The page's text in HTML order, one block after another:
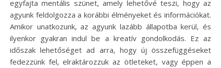
egyfajta mentális szünet, amely lehetővé teszi, hogy az
agyunk feldolgozza a korábbi élményeket és információkat.
Amikor unatkozunk, az agyunk lazább állapotba kerül, és
ilyenkor gyakran indul be a kreatív gondolkodás. Ez az
időszak lehetőséget ad arra, hogy új összefüggéseket
fedezzünk fel, elraktározzuk az ötleteket, vagy éppen a